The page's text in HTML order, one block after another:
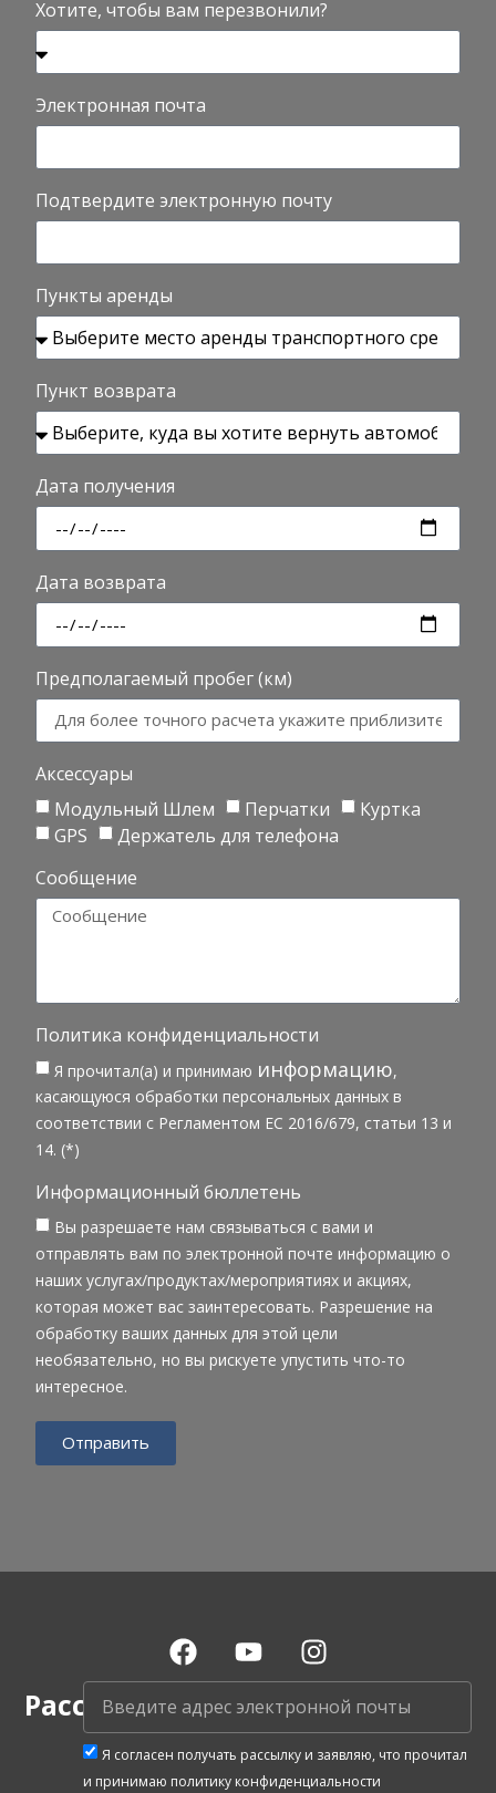
Хотите, чтобы вам перезвонили?
Электронная почта
Подтвердите электронную почту
Пункты аренды
Пункт возврата
Дата получения
Дата возврата
Предполагаемый пробег (км)
Аксессуары
Модульный Шлем
Перчатки
Куртка
GPS
Держатель для телефона
Сообщение
Политика конфиденциальности
Я прочитал(а) и принимаю информацию,
касающуюся обработки персональных данных в
соответствии с Регламентом ЕС 2016/679, статьи 13 и
14. (*)
Информационный бюллетень
Вы разрешаете нам связываться с вами и
отправлять вам по электронной почте информацию о
наших услугах/продуктах/мероприятиях и акциях,
которая может вас заинтересовать. Разрешение на
обработку ваших данных для этой цели
необязательно, но вы рискуете упустить что-то
интересное.
Отправить
Рассылка
Я согласен получать рассылку и заявляю, что прочитал
и принимаю политику конфиденциальности